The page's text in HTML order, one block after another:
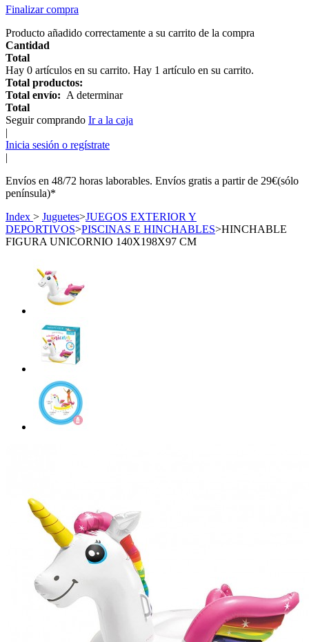
Finalizar compra
Producto añadido correctamente a su carrito de la compra
Cantidad
Total
Hay 0 artículos en su carrito. Hay 1 artículo en su carrito.
Total productos:
Total envío: A determinar
Total
Seguir comprando Ir a la caja
|
Inicia sesión o regístrate
|
Envíos en 48/72 horas laborables. Envíos gratis a partir de 29€(sólo
península)*
Index > Juguetes>JUEGOS EXTERIOR Y
DEPORTIVOS>PISCINAS E HINCHABLES>HINCHABLE
FIGURA UNICORNIO 140X198X97 CM